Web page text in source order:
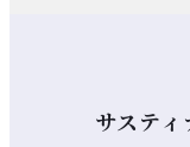
サステ